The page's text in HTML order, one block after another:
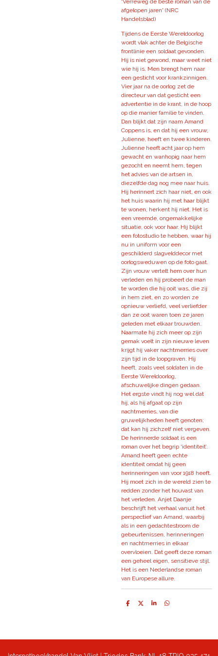
'Verreweg de beste roman van de
afgelopen jaren' (NRC
Handelsblad)
Tijdens de Eerste Wereldoorlog
wordt vlak achter de Belgische
frontlinie een soldaat gevonden.
Hij is niet gewond, maar weet niet
wie hij is. Men brengt hem naar
een gesticht voor krankzinnigen.
Vier jaar na de oorlog zet de
directeur van dat gesticht een
advertentie in de krant, in de hoop
op die manier familie te vinden.
Dan blijkt dat zijn naam Amand
Coppens is, en dat hij een vrouw,
Julienne, heeft en twee kinderen.
Julienne heeft acht jaar op hem
gewacht en wanhopig naar hem
gezocht en neemt hem, tegen
het advies van de artsen in,
diezelfde dag nog mee naar huis.
Hij herinnert zich haar niet, en ook
het huis waarin hij met haar blijkt
te wonen, herkent hij niet. Het is
een vreemde, ongemakkelijke
situatie, ook voor haar. Hij blijkt
een fotostudio te hebben, waar hij
nu in uniform voor een
geschilderd slagvelddecor met
oorlogsweduwen op de foto gaat.
Zijn vrouw vertelt hem over hun
verleden en hij probeert de man
te worden die hij ooit was, die zij
in hem ziet, en zo worden ze
opnieuw verliefd, veel verliefder
dan ze ooit waren toen ze jaren
geleden met elkaar trouwden.
Naarmate hij zich meer op zijn
gemak voelt in zijn nieuwe leven
krijgt hij vaker nachtmerries over
zijn tijd in de loopgraven. Hij
heeft, zoals veel soldaten in de
Eerste Wereldoorlog,
afschuwelijke dingen gedaan.
Het ergste vindt hij nog wel dat
hij, als hij afgaat op zijn
nachtmerries, van die
gruwelijkheden heeft genoten;
dat kan hij zichzelf niet vergeven.
De herinnerde soldaat is een
roman over het begrip ‘identiteit’.
Amand heeft geen echte
identiteit omdat hij geen
herinneringen van voor 1918 heeft.
Hij moet zich in de wereld zien te
redden zonder het houvast van
het verleden. Anjet Daanje
beschrijft het verhaal vanuit het
perspectief van Amand, waarbij
als in een gedachtestroom de
gebeurtenissen, herinneringen
en nachtmerries in elkaar
overvloeien. Dat geeft deze roman
een geheel eigen, sensitieve stijl.
Het is een Nederlandse roman
van Europese allure.
D
D
S
D